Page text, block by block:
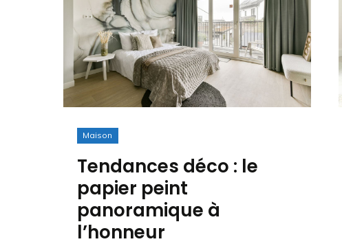
Maison
Tendances déco : le
papier peint
panoramique à
l’honneur